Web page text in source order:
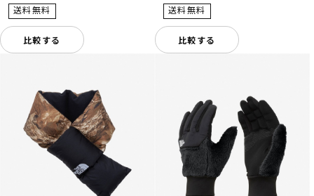
比較する 比較する